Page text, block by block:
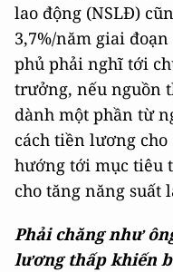
lao động (NSLĐ)
3,7%/năm giai đoạn
phủ phải nghĩ tới
trưởng, nếu nguồn
dành một phần từ
cách tiền lương cho
hướng tới mục tiêu
cho tăng năng suất
Phải chăng như
lương thấp khiến